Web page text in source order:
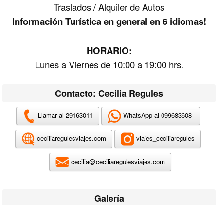
Traslados / Alquiler de Autos
Información Turística en general en 6 idiomas!
HORARIO:
Lunes a Viernes de 10:00 a 19:00 hrs.
Contacto: Cecilia Regules
Llamar al 29163011 WhatsApp al 099683608
ceciliaregulesviajes.com viajes_ceciliaregules
cecilia@ceciliaregulesviajes.com
Galería